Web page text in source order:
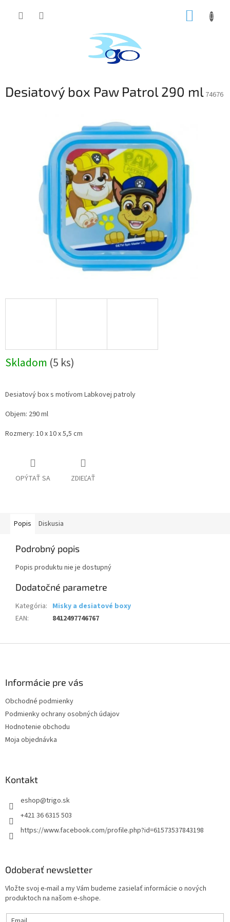
Desiatový box Paw Patrol 290 ml 74676
Skladom (5 ks)
Desiatový box s motívom Labkovej patroly
Objem: 290 ml
Rozmery: 10 x 10 x 5,5 cm
OPÝTAŤ SA ZDIEĽAŤ
Popis Diskusia
Podrobný popis
Popis produktu nie je dostupný
Dodatočné parametre
Kategória: Misky a desiatové boxy
EAN: 8412497746767
Informácie pre vás
Obchodné podmienky
Podmienky ochrany osobných údajov
Hodnotenie obchodu
Moja objednávka
Kontakt
eshop@trigo.sk
+421 36 6315 503
https://www.facebook.com/profile.php?id=61573537843198
Odoberať newsletter
Vložte svoj e-mail a my Vám budeme zasielať informácie o nových
produktoch na našom e-shope.